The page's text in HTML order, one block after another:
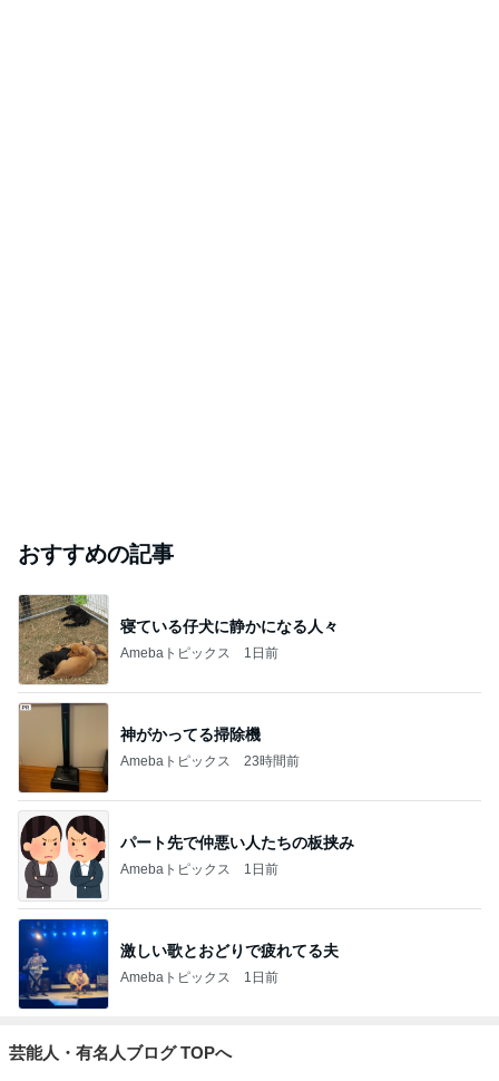
おすすめの記事
寝ている仔犬に静かになる人々
Amebaトピックス 1日前
神がかってる掃除機
Amebaトピックス 23時間前
パート先で仲悪い人たちの板挟み
Amebaトピックス 1日前
激しい歌とおどりで疲れてる夫
Amebaトピックス 1日前
芸能人・有名人ブログ TOPへ